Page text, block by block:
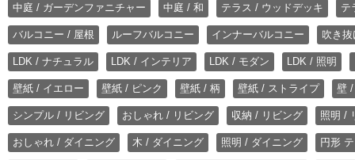
中庭 / ガーデンファニチャー 中庭 / 和 テラス / ウッドデッキ テ
バルコニー / 屋根 ルーフバルコニー インナーバルコニー 吹き
LDK / ナチュラル LDK / インテリア LDK / モダン LDK / 照明
壁紙 / イエロー 壁紙 / ピンク 壁紙 / 柄 壁紙 / ストライプ 壁
シンプル / リビング おしゃれ / リビング 収納 / リビング 照明 /
おしゃれ / ダイニング 木 / ダイニング 照明 / ダイニング 円形